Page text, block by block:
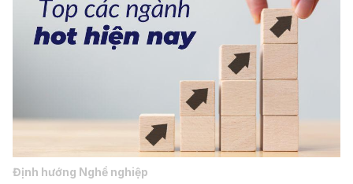
Định hướng Nghề nghiệp